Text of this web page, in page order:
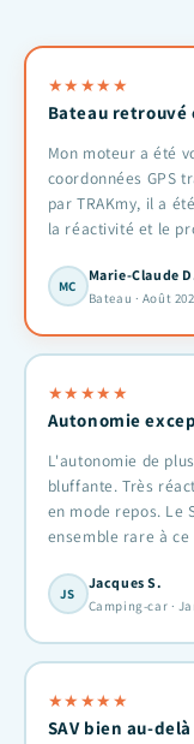
★★ ★★ ★
Bateau retrouvé
Mon moteur a été
coordonnées GPS
par TRAKmy, il a
la réactivité et le
MC
Marie-Claude
Bateau · Août
★★ ★★ ★
Autonomie
L'autonomie de
bluffante. Très
en mode repos. Le
ensemble rare à ce
JS
Jacques S.
Camping-car ·
★★ ★★ ★
SAV bien au-